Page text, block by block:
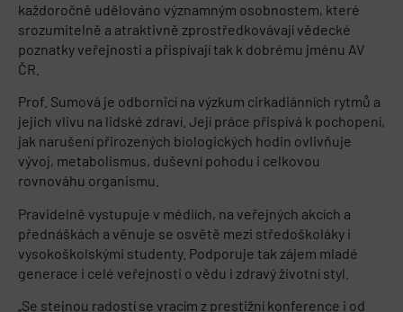
každoročně udělováno významným osobnostem, které
srozumitelně a atraktivně zprostředkovávají vědecké
poznatky veřejnosti a přispívají tak k dobrému jménu AV
ČR.
Prof. Sumová je odbornicí na výzkum cirkadiánních rytmů a
jejich vlivu na lidské zdraví. Její práce přispívá k pochopení,
jak narušení přirozených biologických hodin ovlivňuje
vývoj, metabolismus, duševní pohodu i celkovou
rovnováhu organismu.
Pravidelně vystupuje v médiích, na veřejných akcích a
přednáškách a věnuje se osvětě mezi středoškoláky i
vysokoškolskými studenty. Podporuje tak zájem mladé
generace i celé veřejnosti o vědu i zdravý životní styl.
„Se stejnou radostí se vracím z prestižní konference i od